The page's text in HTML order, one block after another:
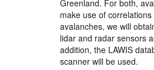
Greenland. For both,
make use of
avalanches, we will
lidar and radar sensors
addition, the LAWIS
scanner will be used.